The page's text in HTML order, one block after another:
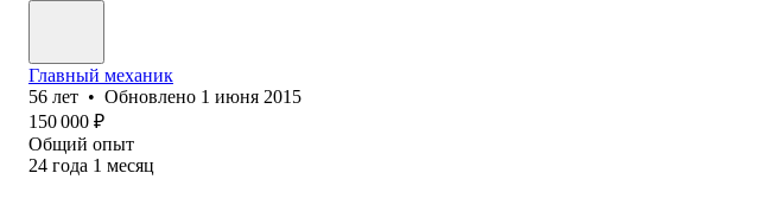
Главный механик
56 лет • Обновлено 1 июня 2015
150 000 ₽
Общий опыт
24 года 1 месяц